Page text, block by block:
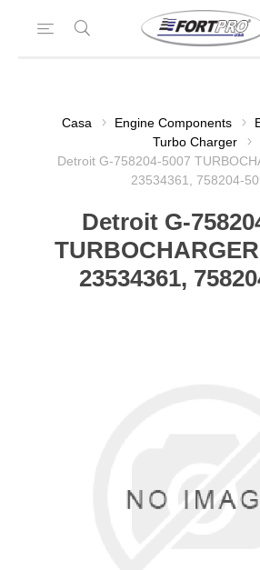
Casa Engine Components
Turbo Charger
Detroit G-758204-5007
23534361, 758204-
Detroit G-
23534361,